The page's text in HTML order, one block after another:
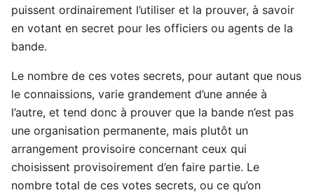
puissent ordinairement l’utiliser et la prouver, à savoir
en votant en secret pour les officiers ou agents de la
bande.
Le nombre de ces votes secrets, pour autant que nous
le connaissions, varie grandement d’une année à
l’autre, et tend donc à prouver que la bande n’est pas
une organisation permanente, mais plutôt un
arrangement provisoire concernant ceux qui
choisissent provisoirement d’en faire partie. Le
nombre total de ces votes secrets, ou ce qu’on